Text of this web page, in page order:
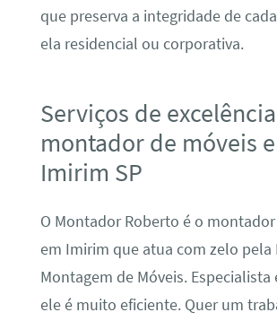
que preserva a integridade de
ela residencial ou corporativa.
Serviços de
montador de móveis
Imirim SP
O Montador Roberto é o
em Imirim que atua com zelo pela
Montagem de Móveis. Especialista
ele é muito eficiente. Quer um